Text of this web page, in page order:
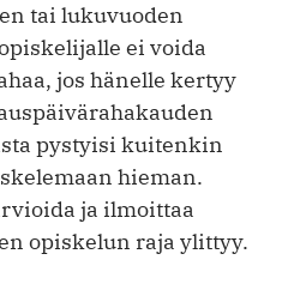
tai lukuvuoden
ei voida
jos hänelle kertyy
pystyisi kuitenkin
hieman.
ja ilmoittaa
opiskelun raja ylittyy.